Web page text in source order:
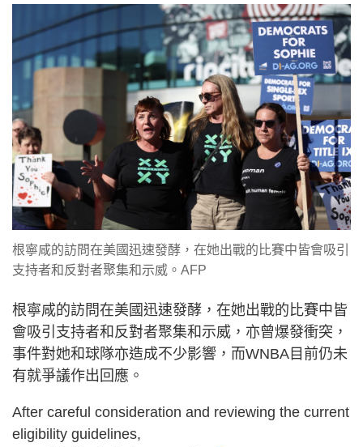
根寧咸的訪問在美國迅速發酵，在她出戰的比賽中皆會吸引
支持者和反對者聚集和示威。AFP
根寧咸的訪問在美國迅速發酵，在她出戰的比賽中皆
會吸引支持者和反對者聚集和示威，亦曾爆發衝突，
事件對她和球隊亦造成不少影響，而WNBA目前仍未
有就爭議作出回應。
After careful consideration and reviewing the current
eligibility guidelines,